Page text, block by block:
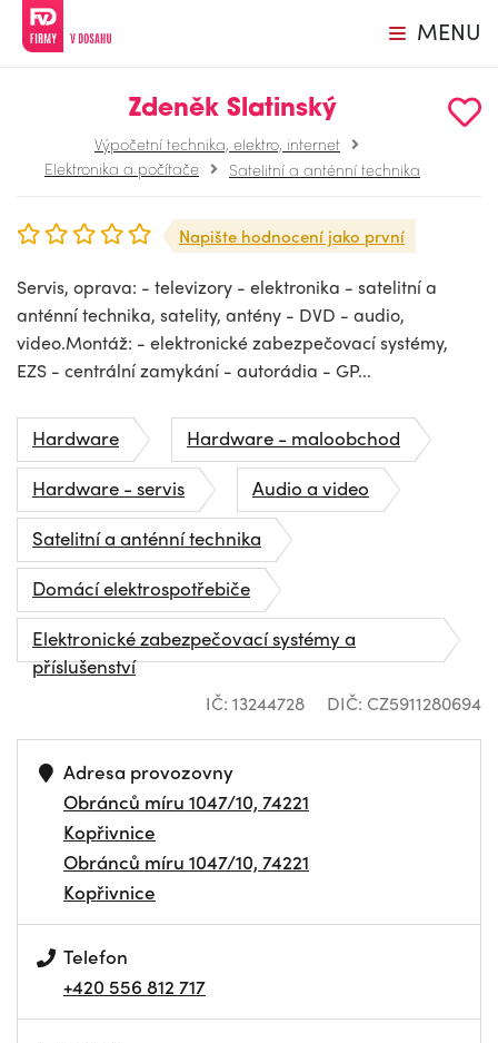
MENU
Zdeněk Slatinský
Výpočetní technika, elektro, internet
Elektronika a počítače
Satelitní a anténní technika
Napište hodnocení jako první
Servis, oprava: - televizory - elektronika - satelitní a
anténní technika, satelity, antény - DVD - audio,
video.Montáž: - elektronické zabezpečovací systémy,
EZS - centrální zamykání - autorádia - GP...
Hardware
Hardware - maloobchod
Hardware - servis
Audio a video
Satelitní a anténní technika
Domácí elektrospotřebiče
Elektronické zabezpečovací systémy a
příslušenství
IČ: 13244728 DIČ: CZ5911280694
Adresa provozovny
Obránců míru 1047/10, 74221
Kopřivnice
Obránců míru 1047/10, 74221
Kopřivnice
Telefon
+420 556 812 717